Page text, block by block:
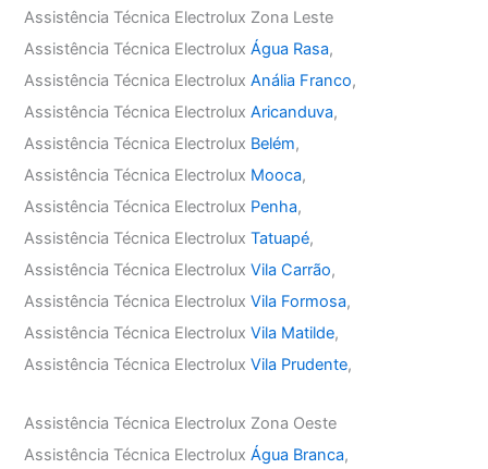
Assistência Técnica Electrolux Zona Leste
Assistência Técnica ElectroluxÁgua Rasa,
Assistência Técnica ElectroluxAnália Franco,
Assistência Técnica ElectroluxAricanduva,
Assistência Técnica Electrolux Belém,
Assistência Técnica Electrolux Mooca,
Assistência Técnica Electrolux Penha,
Assistência Técnica ElectroluxTatuapé,
Assistência Técnica ElectroluxVila Carrão,
Assistência Técnica ElectroluxVila Formosa,
Assistência Técnica ElectroluxVila Matilde,
Assistência Técnica ElectroluxVila Prudente,
Assistência Técnica Electrolux Zona Oeste
Assistência Técnica ElectroluxÁgua Branca,